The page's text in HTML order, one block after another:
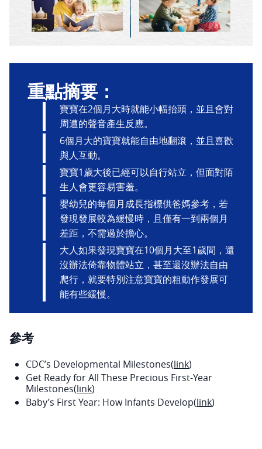
重點摘要：
寶寶在2個月大時就能小幅抬頭，並且會對
周遭的聲音產生反應。
6個月大的寶寶就能自由地翻滾，並且喜歡
與人互動。
寶寶1歲大後已經可以自行站立，但面對陌
生人會更容易害羞。
嬰幼兒的每個月成長指標供爸媽參考，若
發現發展較為緩慢時，且僅有一到兩個月
差距，不需過於擔心。
大人如果發現寶寶在10個月大至1歲間，還
沒辦法倚靠物體站立，甚至還沒辦法自由
爬行，就要特別注意寶寶的粗動作發展可
能有些緩慢。
參考
CDC’s Developmental Milestones(link)
Get Ready for All These Precious First-Year
Milestones(link)
Baby’s First Year: How Infants Develop(link)